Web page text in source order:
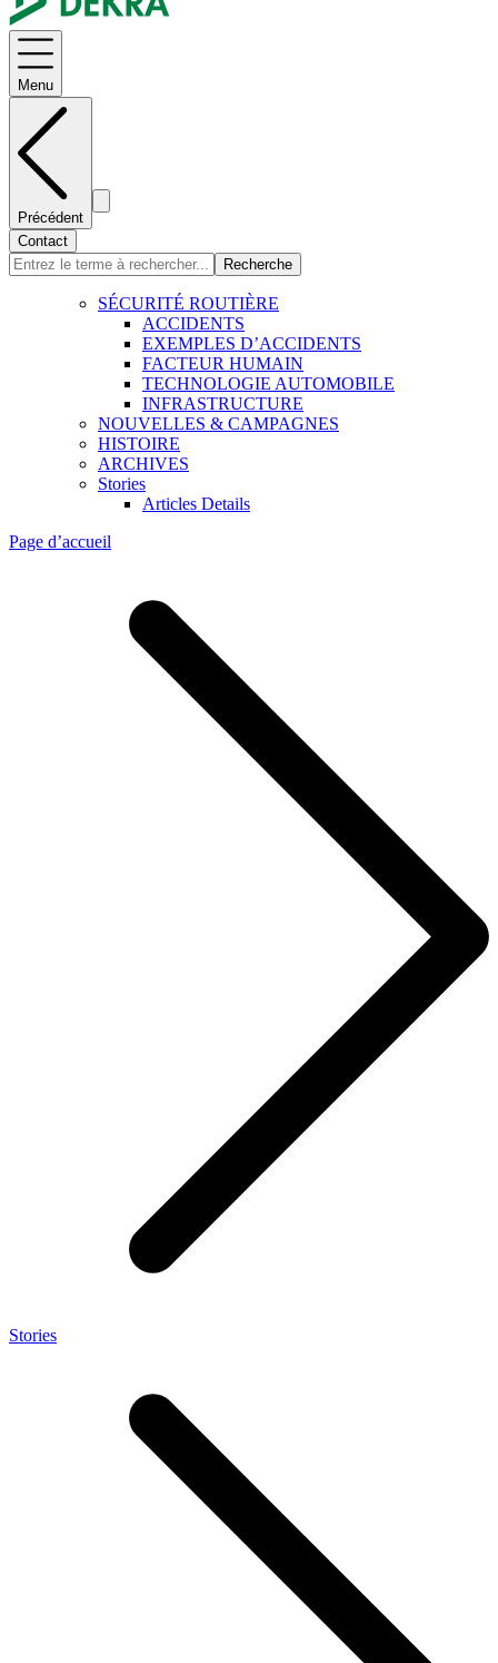
Menu
Précédent
Contact
Recherche
SÉCURITÉ ROUTIÈRE
ACCIDENTS
EXEMPLES D’ACCIDENTS
FACTEUR HUMAIN
TECHNOLOGIE AUTOMOBILE
INFRASTRUCTURE
NOUVELLES & CAMPAGNES
HISTOIRE
ARCHIVES
Stories
Articles Details
Page d’accueil
Stories